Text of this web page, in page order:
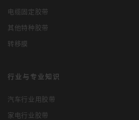
电缆固定胶带
其他特种胶带
转移膜
行业与专业知识
汽车行业用胶带
家电行业胶带